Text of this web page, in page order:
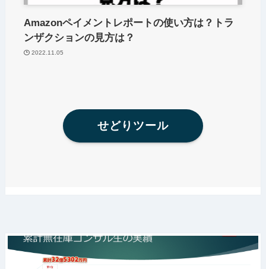
Amazonペイメントレポートの使い方は？トラ
ンザクションの見方は？
2022.11.05
せどりツール